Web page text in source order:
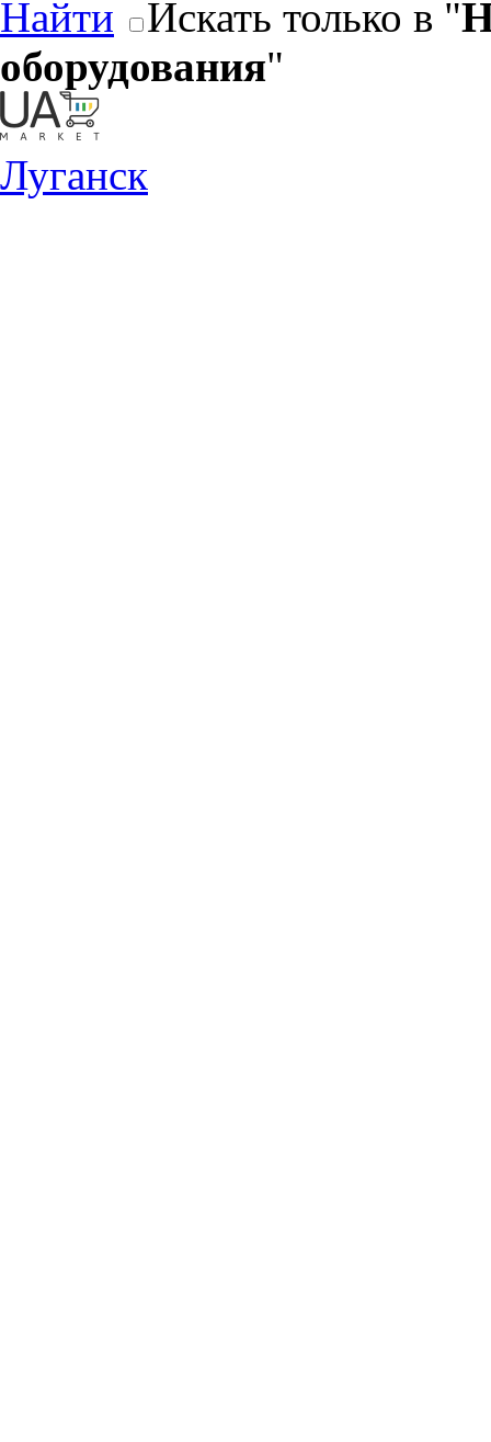
Найти Искать только в "
оборудования"
Луганск